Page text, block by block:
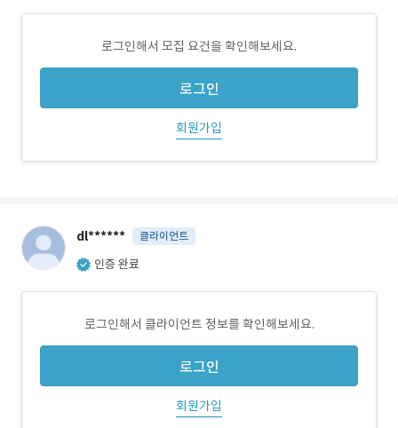
로그인해서 모집 요건을 확인해보세요.
로그인
회원가입
dl****** 클라이언트
인증 완료
로그인해서 클라이언트 정보를 확인해보세요.
로그인
회원가입